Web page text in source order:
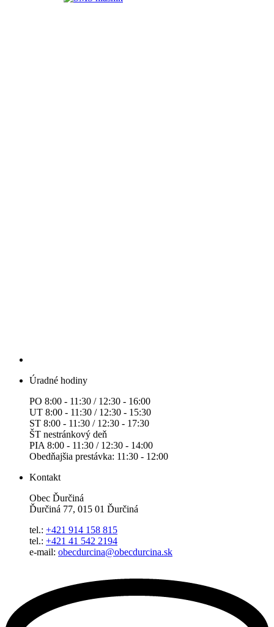
Úradné hodiny
PO 8:00 - 11:30 / 12:30 - 16:00
UT 8:00 - 11:30 / 12:30 - 15:30
ST 8:00 - 11:30 / 12:30 - 17:30
ŠT nestránkový deň
PIA 8:00 - 11:30 / 12:30 - 14:00
Obedňajšia prestávka: 11:30 - 12:00
Kontakt
Obec Ďurčiná
Ďurčiná 77, 015 01 Ďurčiná
tel.: +421 914 158 815
tel.: +421 41 542 2194
e-mail: obecdurcina@obecdurcina.sk